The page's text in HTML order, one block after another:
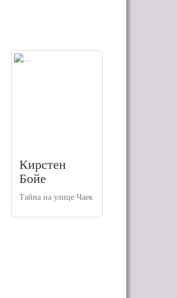
Кирстен
Бойе
Тайна на улице Чаек